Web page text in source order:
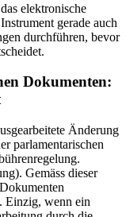
elektronische
gerade auch
durchführen, bevor
Dokumenten:
Änderung
parlamentarischen
Gemäss dieser
Einzig, wenn ein